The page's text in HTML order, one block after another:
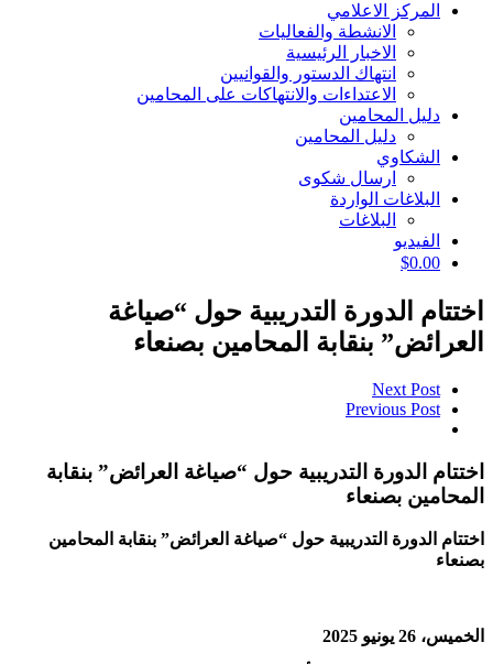
المركز الاعلامي
الانشطة والفعاليات
الاخبار الرئيسية
انتهاك الدستور والقوانيين
الاعتداءات والانتهاكات على المحامين
دليل المحامين
دليل المحامين
الشكاوي
ارسال شكوى
البلاغات الواردة
البلاغات
الفيديو
$0.00
اختتام الدورة التدريبية حول “صياغة
العرائض” بنقابة المحامين بصنعاء
Next Post
Previous Post
اختتام الدورة التدريبية حول “صياغة العرائض” بنقابة
المحامين بصنعاء
اختتام الدورة التدريبية حول “صياغة العرائض” بنقابة المحامين
بصنعاء
الخميس، 26 يونيو 2025